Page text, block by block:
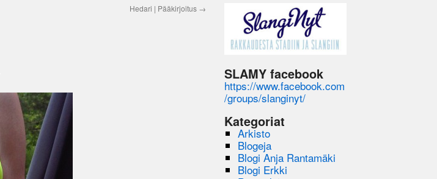
Hedari | Pääkirjoitus →
SLAMY facebook
https://www.facebook.com
/groups/slanginyt/
Kategoriat
Arkisto
Blogeja
Blogi Anja Rantamäki
Blogi Erkki